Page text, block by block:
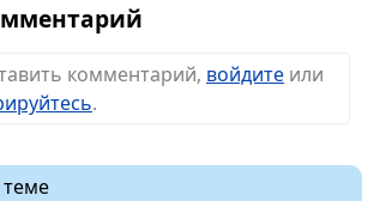
комментарий, войдите или
.